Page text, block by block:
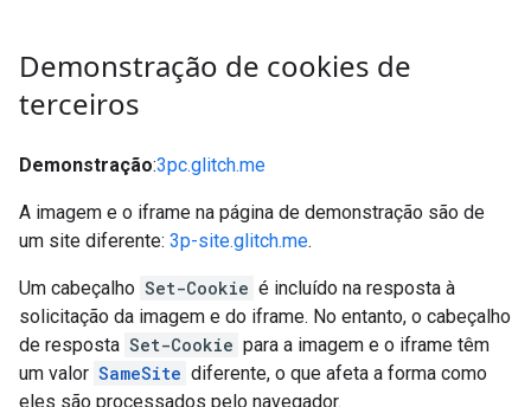
Demonstração de cookies de
terceiros
Demonstração:3pc.glitch.me
A imagem e o iframe na página de demonstração são de
um site diferente: 3p-site.glitch.me.
Um cabeçalho Set-Cookie é incluído na resposta à
solicitação da imagem e do iframe. No entanto, o cabeçalho
de resposta Set-Cookie para a imagem e o iframe têm
um valor SameSite diferente, o que afeta a forma como
eles são processados pelo navegador.